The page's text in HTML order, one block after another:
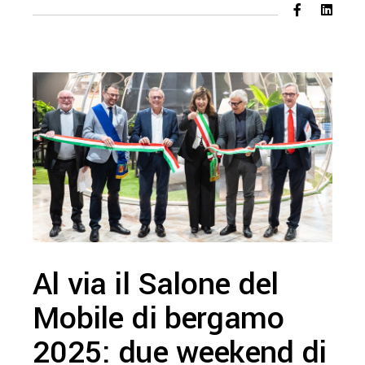
Al via il Salone del
Mobile di bergamo
2025: due weekend di